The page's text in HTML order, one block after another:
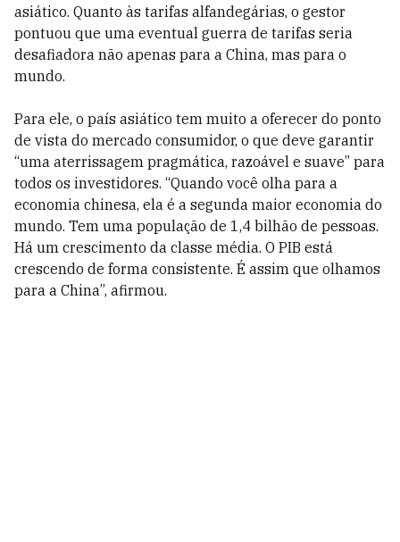
asiático. Quanto às tarifas alfandegárias, o gestor
pontuou que uma eventual guerra de tarifas seria
desafiadora não apenas para a China, mas para o
mundo.
Para ele, o país asiático tem muito a oferecer do ponto
de vista do mercado consumidor, o que deve garantir
“uma aterrissagem pragmática, razoável e suave” para
todos os investidores. “Quando você olha para a
economia chinesa, ela é a segunda maior economia do
mundo. Tem uma população de 1,4 bilhão de pessoas.
Há um crescimento da classe média. O PIB está
crescendo de forma consistente. É assim que olhamos
para a China”, afirmou.